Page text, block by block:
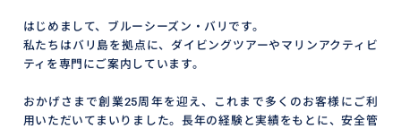
はじめまして、ブルーシーズン・バリです。
私たちはバリ島を拠点に、ダイビングツアーやマリンアクティビ
ティを専門にご案内しています。
おかげさまで創業25周年を迎え、これまで多くのお客様にご利
用いただいてまいりました。長年の経験と実績をもとに、安全管